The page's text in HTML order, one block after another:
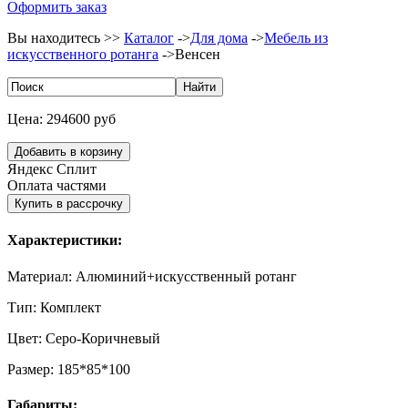
Оформить заказ
Вы находитесь >> Каталог ->Для дома ->Мебель из
искусственного ротанга ->Венсен
Цена: 294600 руб
Яндекс Сплит
Оплата частями
Характеристики:
Материал: Алюминий+искусственный ротанг
Тип: Комплект
Цвет: Серо-Коричневый
Размер: 185*85*100
Габариты: